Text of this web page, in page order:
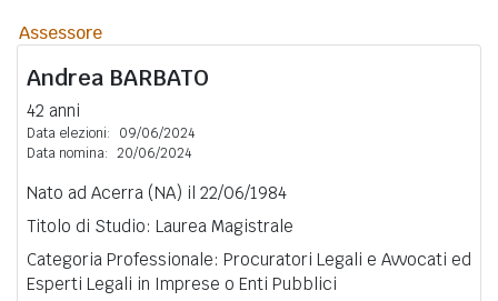
Assessore
Andrea BARBATO
42 anni
Data elezioni:
09/06/2024
Data nomina: 20/06/2024
Nato ad Acerra (NA) il 22/06/1984
Titolo di Studio: Laurea Magistrale
Categoria Professionale: Procuratori Legali e Avvocati ed
Esperti Legali in Imprese o Enti Pubblici